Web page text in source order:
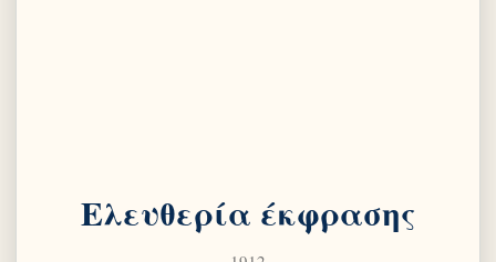
Ελευθερία έκφρασης